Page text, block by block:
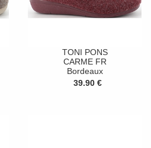
TONI PONS
CARME FR
Bordeaux
39.90 €